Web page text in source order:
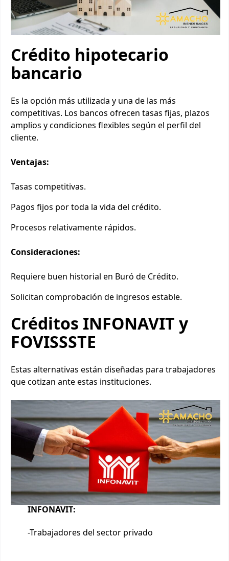
Crédito hipotecario
bancario
Es la opción más utilizada y una de las más
competitivas. Los bancos ofrecen tasas fijas, plazos
amplios y condiciones flexibles según el perfil del
cliente.
Ventajas:
Tasas competitivas.
Pagos fijos por toda la vida del crédito.
Procesos relativamente rápidos.
Consideraciones:
Requiere buen historial en Buró de Crédito.
Solicitan comprobación de ingresos estable.
Créditos INFONAVIT y
FOVISSSTE
Estas alternativas están diseñadas para trabajadores
que cotizan ante estas instituciones.
INFONAVIT:
-Trabajadores del sector privado